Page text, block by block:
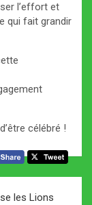
l’effort et
qui fait grandir
célébré !
les Lions